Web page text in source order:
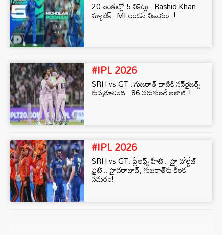
20 బంతుల్లో 5 వికెట్లు.. Rashid Khan
మ్యాజిక్.. MI లండన్ విజయం..!
#IPL 2026
SRH vs GT : గుజరాత్ ధాటికి సన్‌రైజర్స్
కుప్పకూలింది.. 86 పరుగులకే ఆలౌట్.!
#IPL 2026
SRH vs GT: ప్లేఆఫ్స్ హీట్‌.. హై వోల్టేజ్
ఫైట్.. హైదరాబాద్, గుజరాత్‌కు కీలక
సమరం!